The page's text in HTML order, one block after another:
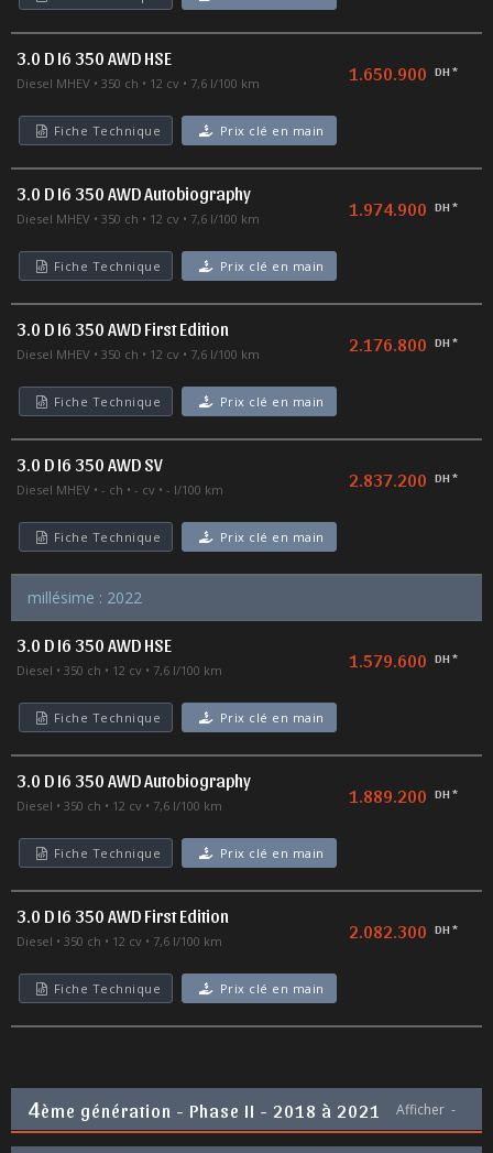
3.0 D I6 350 AWD HSE
Diesel MHEV 350 ch 12 cv 7,6 l/100 km 1.650.900 DH *
Fiche Technique Prix clé en main
3.0 D I6 350 AWD Autobiography
Diesel MHEV 350 ch 12 cv 7,6 l/100 km 1.974.900 DH *
Fiche Technique Prix clé en main
3.0 D I6 350 AWD First Edition
Diesel MHEV 350 ch 12 cv 7,6 l/100 km 2.176.800 DH *
Fiche Technique Prix clé en main
3.0 D I6 350 AWD SV
Diesel MHEV - ch - cv - l/100 km 2.837.200 DH *
Fiche Technique Prix clé en main
millésime : 2022
3.0 D I6 350 AWD HSE
Diesel 350 ch 12 cv 7,6 l/100 km 1.579.600 DH *
Fiche Technique Prix clé en main
3.0 D I6 350 AWD Autobiography
Diesel 350 ch 12 cv 7,6 l/100 km 1.889.200 DH *
Fiche Technique Prix clé en main
3.0 D I6 350 AWD First Edition
Diesel 350 ch 12 cv 7,6 l/100 km 2.082.300 DH *
Fiche Technique Prix clé en main
4ème génération - Phase II - 2018 à 2021 Afficher -